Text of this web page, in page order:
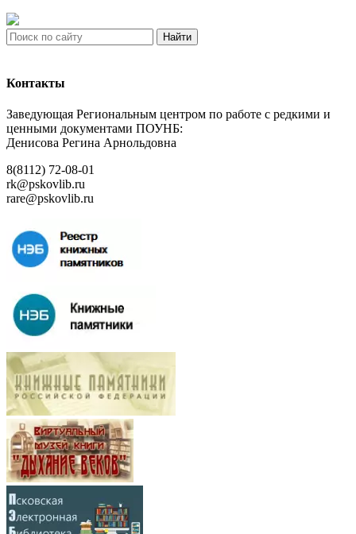
Найти
Контакты
Заведующая Региональным центром по работе с редкими и
ценными документами ПОУНБ:
Денисова Регина Арнольдовна
8(8112) 72-08-01
rk@pskovlib.ru
rare@pskovlib.ru